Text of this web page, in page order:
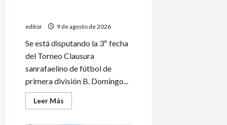
editor 9 de agosto de 2026
Se está disputando la 3º fecha
del Torneo Clausura
sanrafaelino de fútbol de
primera división B. Domingo...
Leer Más
más